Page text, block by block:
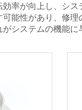
率が向上し、シ
能性があり、修
システムの機能に